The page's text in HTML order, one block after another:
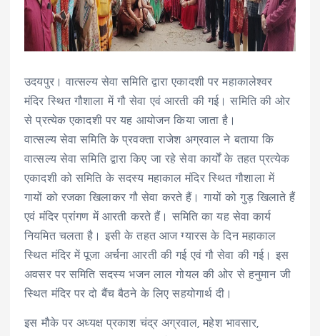
उदयपुर। वात्सल्य सेवा समिति द्वारा एकादशी पर महाकालेश्वर
मंदिर स्थित गौशाला में गौ सेवा एवं आरती की गई। समिति की ओर
से प्रत्येक एकादशी पर यह आयोजन किया जाता है।
वात्सल्य सेवा समिति के प्रवक्ता राजेश अग्रवाल ने बताया कि
वात्सल्य सेवा समिति द्वारा किए जा रहे सेवा कार्यों के तहत प्रत्येक
एकादशी को समिति के सदस्य महाकाल मंदिर स्थित गौशाला में
गायों को रजका खिलाकर गौ सेवा करते हैं। गायों को गुड़ खिलाते हैं
एवं मंदिर प्रांगण में आरती करते हैं। समिति का यह सेवा कार्य
नियमित चलता है। इसी के तहत आज ग्यारस के दिन महाकाल
स्थित मंदिर में पूजा अर्चना आरती की गई एवं गौ सेवा की गई। इस
अवसर पर समिति सदस्य भजन लाल गोयल की ओर से हनुमान जी
स्थित मंदिर पर दो बैंच बैठने के लिए सहयोगार्थ दी।
इस मौके पर अध्यक्ष प्रकाश चंद्र अग्रवाल, महेश भावसार,